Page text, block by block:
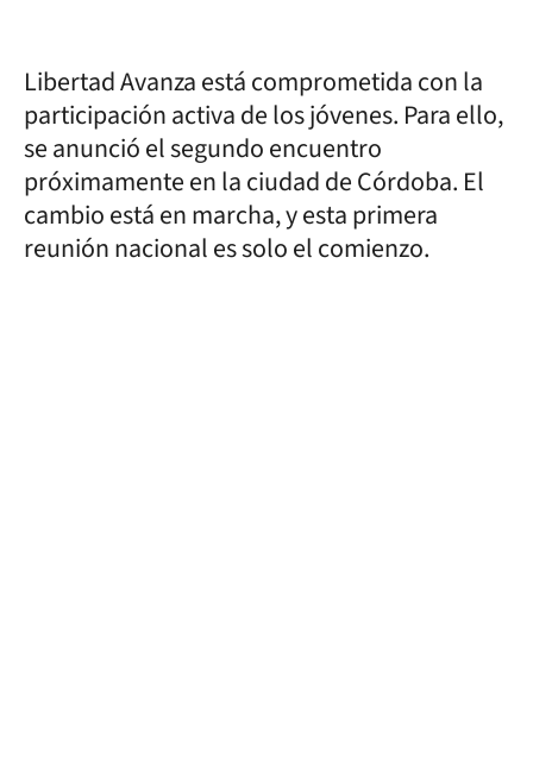
Libertad Avanza está comprometida con la
participación activa de los jóvenes. Para ello,
se anunció el segundo encuentro
próximamente en la ciudad de Córdoba. El
cambio está en marcha, y esta primera
reunión nacional es solo el comienzo.